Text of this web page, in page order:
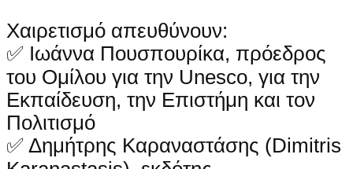
Χαιρετισμό απευθύνουν:
✅ Ιωάννα Πουσπουρίκα, πρόεδρος
του Ομίλου για την Unesco, για την
Εκπαίδευση, την Επιστήμη και τον
Πολιτισμό
✅ Δημήτρης Καραναστάσης (Dimitris